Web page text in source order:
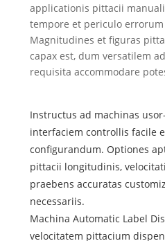
applicationis pittacii
tempore et periculo
Magnitudines et figuras
capax est, dum versatilem
requisita accommodare
Instructus ad machinas
interfaciem controllis facile
configurandum. Optiones
pittacii longitudinis,
praebens accuratas
necessariis.
Machina Automatic Label
velocitatem pittacium